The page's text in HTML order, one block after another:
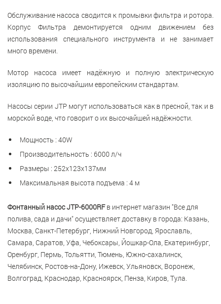
Обслуживание насоса сводится к промывки фильтра и ротора.
Корпус Фильтра демонтируется одним движением без
использования специального инструмента и не занимает
много времени.
Мотор насоса имеет надёжную и полную электрическую
изоляцию по высочайшим европейским стандартам.
Насосы серии JTP могут использоваться как в пресной, так и в
морской воде, что говорит о их высочайшей надёжности.
Мощность : 40W
Производительность : 6000 л/ч
Размеры : 252х123х137мм
Максимальная высота подъема : 4 м
Фонтанный насос JTP-6000RFв интернет магазин "Все для
полива, сада и дачи" осуществляет доставку в города: Казань,
Москва, Санкт-Петербург, Нижний Новгород, Ярославль,
Самара, Саратов, Уфа, Чебоксары, Йошкар-Ола, Екатеринбург,
Оренбург, Пермь, Тольятти, Тюмень, Южно-сахалинск,
Челябинск, Ростов-на-Дону, Ижевск, Ульяновск, Воронеж,
Волгоград, Краснодар, Красноярск, Пенза, Киров, Тула.